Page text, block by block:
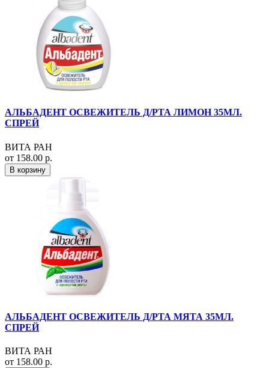
АЛЬБАДЕНТ ОСВЕЖИТЕЛЬ Д/РТА ЛИМОН 35МЛ.
СПРЕЙ
ВИТА РАН
от 158.00 р.
В корзину
АЛЬБАДЕНТ ОСВЕЖИТЕЛЬ Д/РТА МЯТА 35МЛ.
СПРЕЙ
ВИТА РАН
от 158.00 р.